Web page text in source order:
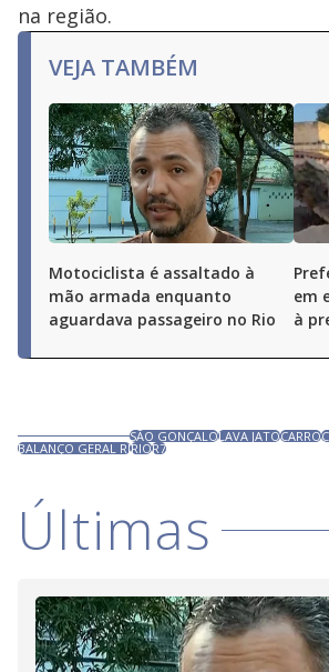
na região.
VEJA TAMBÉM
Motociclista é assaltado à
mão armada enquanto
aguardava passageiro no Rio
em
à
SÃO GONÇALOLAVA JATOCARRO
BALANÇO GERAL RJRIOR7
Últimas